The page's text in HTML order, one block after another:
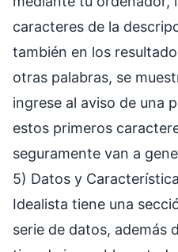
caracteres de la
también en los
otras palabras, se
ingrese al aviso de una
estos primeros
seguramente van a
5) Datos y
Idealista tiene una
serie de datos, además